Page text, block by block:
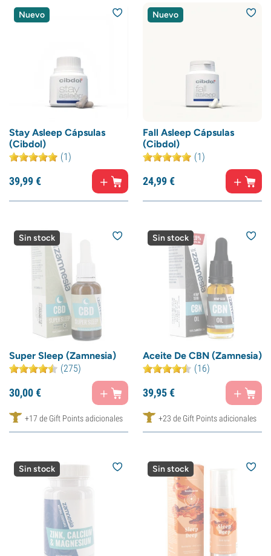
Nuevo
Stay Asleep Cápsulas
(Cibdol)
(1)
39,99€
Nuevo
Fall Asleep Cápsulas
(Cibdol)
(1)
24,99€
Sin stock
Super Sleep (Zamnesia)
(275)
30,00€
+17 de Gift Points adicionales
Sin stock
Aceite De CBN (Zamnesia)
(16)
39,95€
+23 de Gift Points adicionales
Sin stock Sin stock